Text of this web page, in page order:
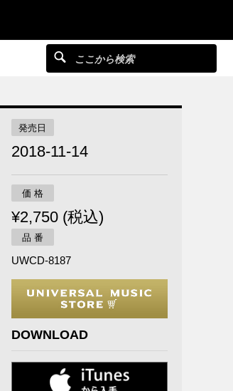
発売日
2018-11-14
価 格
¥2,750 (税込)
品 番
UWCD-8187
DOWNLOAD